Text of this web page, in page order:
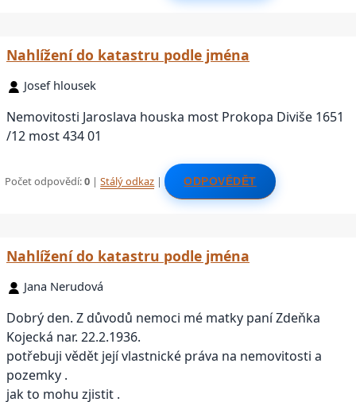
Nahlížení do katastru podle jména
Josef hlousek
Nemovitosti Jaroslava houska most Prokopa Diviše 1651
/12 most 434 01
Počet odpovědí:0 |Stálý odkaz | ODPOVĚDĚT
Nahlížení do katastru podle jména
Jana Nerudová
Dobrý den. Z důvodů nemoci mé matky paní Zdeňka
Kojecká nar. 22.2.1936.
potřebuji vědět její vlastnické práva na nemovitosti a
pozemky .
jak to mohu zjistit .